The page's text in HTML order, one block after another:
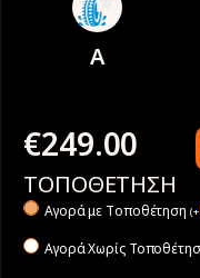
A
€249.00
ΤΟΠΟΘΕΤΗΣΗ
Αγορά με Tοποθέτηση (+
Αγορά Χωρίς